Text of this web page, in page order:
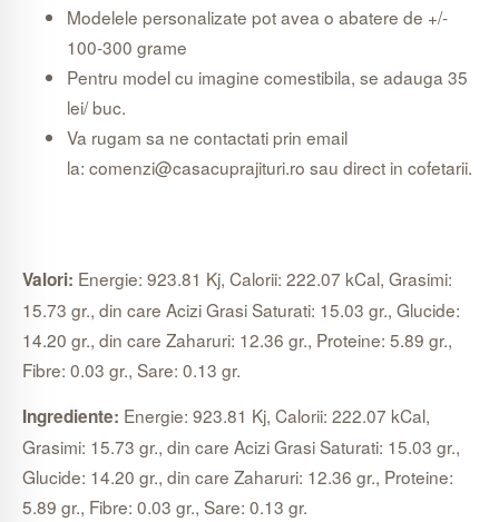
Modelele personalizate pot avea o abatere de +/-
100-300 grame
Pentru model cu imagine comestibila, se adauga 35
lei/ buc.
Va rugam sa ne contactati prin email
la: comenzi@casacuprajituri.ro sau direct in cofetarii.
Valori: Energie: 923.81 Kj, Calorii: 222.07 kCal, Grasimi:
15.73 gr., din care Acizi Grasi Saturati: 15.03 gr., Glucide:
14.20 gr., din care Zaharuri: 12.36 gr., Proteine: 5.89 gr.,
Fibre: 0.03 gr., Sare: 0.13 gr.
Ingrediente: Energie: 923.81 Kj, Calorii: 222.07 kCal,
Grasimi: 15.73 gr., din care Acizi Grasi Saturati: 15.03 gr.,
Glucide: 14.20 gr., din care Zaharuri: 12.36 gr., Proteine:
5.89 gr., Fibre: 0.03 gr., Sare: 0.13 gr.